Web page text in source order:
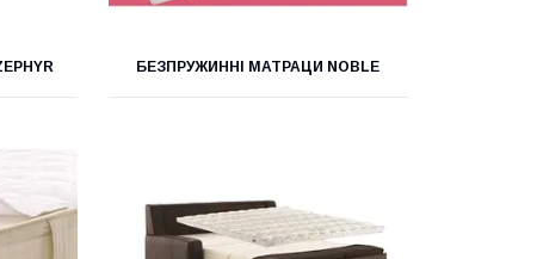
БЕЗПРУЖИННІ МАТРАЦИ NOBLE